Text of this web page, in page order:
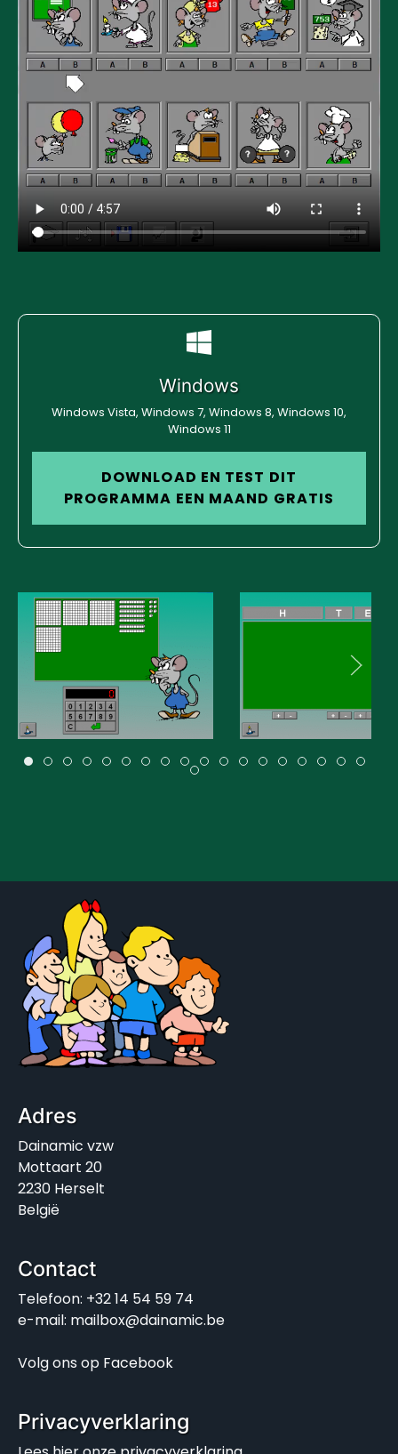
Windows
Windows Vista, Windows 7, Windows 8, Windows 10,
Windows 11
DOWNLOAD EN TEST DIT
PROGRAMMA EEN MAAND GRATIS
Adres
Dainamic vzw
Mottaart 20
2230 Herselt
België
Contact
Telefoon: +32 14 54 59 74
e-mail: mailbox@dainamic.be
Volg ons op Facebook
Privacyverklaring